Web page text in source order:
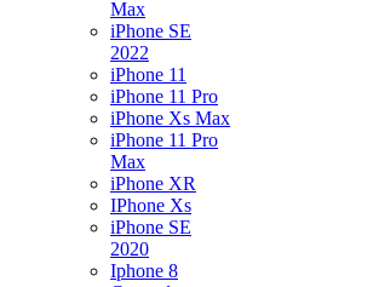
Max
iPhone SE
2022
iPhone 11
iPhone 11 Pro
iPhone Xs Max
iPhone 11 Pro
Max
iPhone XR
IPhone Xs
iPhone SE
2020
Iphone 8